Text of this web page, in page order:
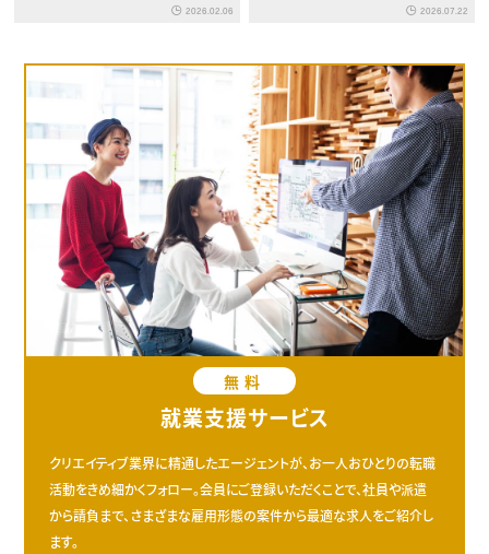
2026.02.06 2026.07.22
無料
就業支援サービス
クリエイティブ業界に精通したエージェントが、お一人おひとりの転職
活動をきめ細かくフォロー。会員にご登録いただくことで、社員や派遣
から請負まで、さまざまな雇用形態の案件から最適な求人をご紹介し
ます。